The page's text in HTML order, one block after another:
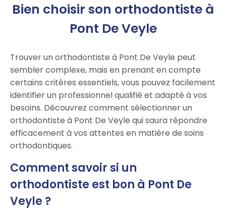
Bien choisir son orthodontiste à
Pont De Veyle
Trouver un orthodontiste à Pont De Veyle peut
sembler complexe, mais en prenant en compte
certains critères essentiels, vous pouvez facilement
identifier un professionnel qualifié et adapté à vos
besoins. Découvrez comment sélectionner un
orthodontiste à Pont De Veyle qui saura répondre
efficacement à vos attentes en matière de soins
orthodontiques.
Comment savoir si un
orthodontiste est bon à Pont De
Veyle ?